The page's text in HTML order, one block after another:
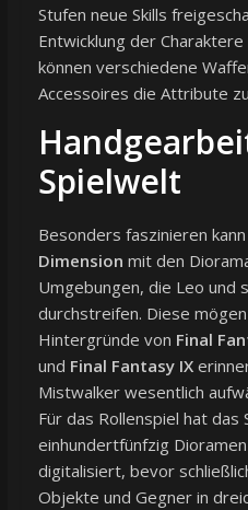
Stufen neue Skills
Entwicklung der
können verschiedene
Accessoires die Attribute
Spielwelt
Besonders faszinieren kann
Dimension mit den
Umgebungen, die Leo und
durchstreifen. Diese
Hintergründe von Final
und Final Fantasy IX
Mistwalker wesentlich
Für das Rollenspiel hat das
einhundertfünfzig
digitalisiert, bevor
Objekte und Gegner in